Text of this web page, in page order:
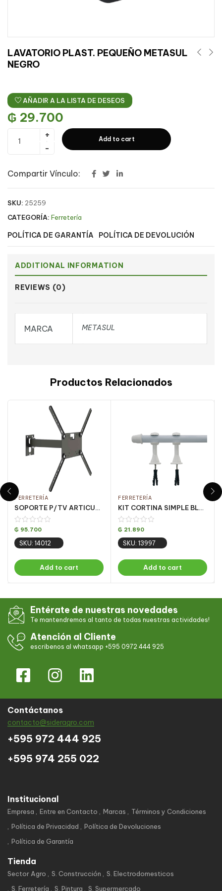
LAVATORIO PLAST. PEQUEÑO METASUL
NEGRO
AÑADIR A LA LISTA DE DESEOS
₲ 29.700
Add to cart
Compartir Vínculo:
SKU: 25259
CATEGORÍA: Ferretería
POLÍTICA DE GARANTÍA POLÍTICA DE DEVOLUCIÓN
ADDITIONAL INFORMATION
REVIEWS (0)
MARCA METASUL
Productos Relacionados
FERRETERÍA
SOPORTE P/TV ARTICULADO CON INCLINACION 14-56 PULG. NEGRO/M2PR
₲ 95.700
SKU: 14012
Add to cart
FERRETERÍA
KIT CORTINA SIMPLE BLANCO 2.0 MT (PQT 5 UN)
₲ 21.890
SKU: 13997
Add to cart
Entérate de nuestras novedades
Te mantendremos al tanto de todas nuestras actividades!
Atención al Cliente
escribenos al whatsapp +595 0972 444 925
Contáctanos
contacto@sideragro.com
+595 972 444 925
+595 974 255 022
Institucional
Empresa Entre en Contacto Marcas
Términos y Condiciones
Política de Privacidad
Política de Devoluciones
Política de Garantía
Tienda
Sector Agro S. Construcción
S. Electrodomesticos
S. Ferretería
S. Pintura S. Supermercado